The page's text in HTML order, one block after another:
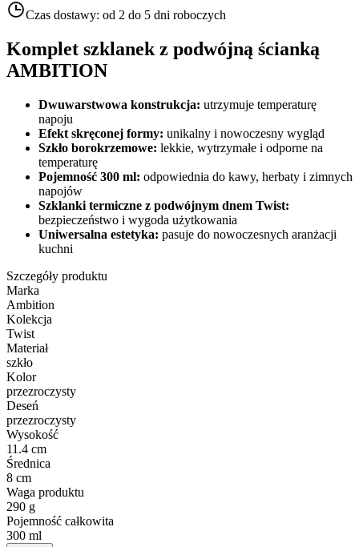
Czas dostawy: od 2 do 5 dni roboczych
Komplet szklanek z podwójną ścianką
AMBITION
Dwuwarstwowa konstrukcja: utrzymuje temperaturę
napoju
Efekt skręconej formy: unikalny i nowoczesny wygląd
Szkło borokrzemowe: lekkie, wytrzymałe i odporne na
temperaturę
Pojemność 300 ml: odpowiednia do kawy, herbaty i zimnych
napojów
Szklanki termiczne z podwójnym dnem Twist:
bezpieczeństwo i wygoda użytkowania
Uniwersalna estetyka: pasuje do nowoczesnych aranżacji
kuchni
Szczegóły produktu
Marka
Ambition
Kolekcja
Twist
Materiał
szkło
Kolor
przezroczysty
Deseń
przezroczysty
Wysokość
11.4 cm
Średnica
8 cm
Waga produktu
290 g
Pojemność całkowita
300 ml